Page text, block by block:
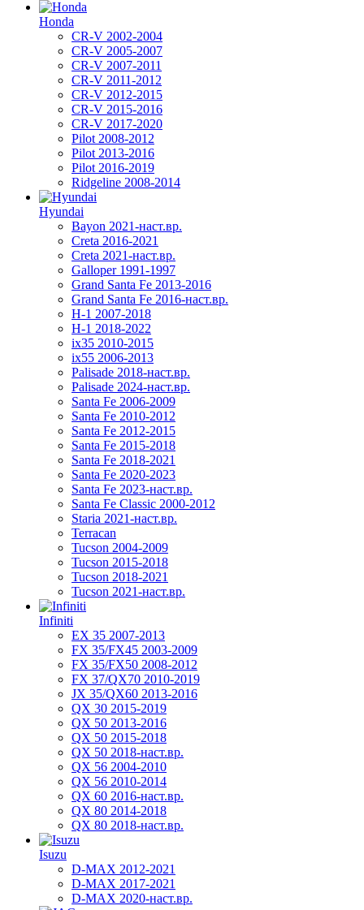
Honda
CR-V 2002-2004
CR-V 2005-2007
CR-V 2007-2011
CR-V 2011-2012
CR-V 2012-2015
CR-V 2015-2016
CR-V 2017-2020
Pilot 2008-2012
Pilot 2013-2016
Pilot 2016-2019
Ridgeline 2008-2014
Hyundai
Bayon 2021-наст.вр.
Creta 2016-2021
Creta 2021-наст.вр.
Galloper 1991-1997
Grand Santa Fe 2013-2016
Grand Santa Fe 2016-наст.вр.
H-1 2007-2018
H-1 2018-2022
ix35 2010-2015
ix55 2006-2013
Palisade 2018-наст.вр.
Palisade 2024-наст.вр.
Santa Fe 2006-2009
Santa Fe 2010-2012
Santa Fe 2012-2015
Santa Fe 2015-2018
Santa Fe 2018-2021
Santa Fe 2020-2023
Santa Fe 2023-наст.вр.
Santa Fe Classic 2000-2012
Staria 2021-наст.вр.
Terracan
Tucson 2004-2009
Tucson 2015-2018
Tucson 2018-2021
Tucson 2021-наст.вр.
Infiniti
EX 35 2007-2013
FX 35/FX45 2003-2009
FX 35/FX50 2008-2012
FX 37/QX70 2010-2019
JX 35/QX60 2013-2016
QX 30 2015-2019
QX 50 2013-2016
QX 50 2015-2018
QX 50 2018-наст.вр.
QX 56 2004-2010
QX 56 2010-2014
QX 60 2016-наст.вр.
QX 80 2014-2018
QX 80 2018-наст.вр.
Isuzu
D-MAX 2012-2021
D-MAX 2017-2021
D-MAX 2020-наст.вр.